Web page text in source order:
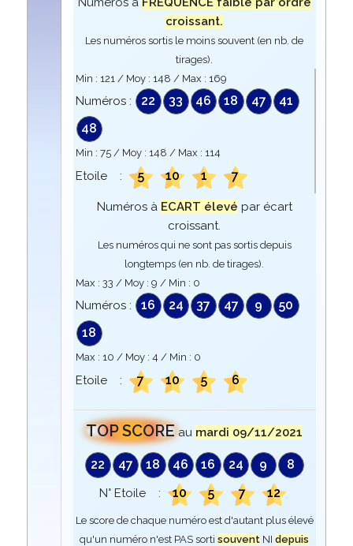
croissant.
Les numéros sortis le moins souvent (en nb. de
tirages).
Min : 121/ Moy : 148 / Max : 169
Numéros : 22 33 46 18 47
41
48
Min : 75/ Moy : 148 / Max : 114
Etoile : 5 10 1 7
Numéros à ECART élevé par écart
croissant.
Les numéros qui ne sont pas sortis depuis
longtemps (en nb. de tirages).
Max : 33 / Moy : 9 / Min : 0
Numéros : 16 24 37 47 9
50
18
Max : 10 / Moy : 4 / Min : 0
Etoile : 7 10 5 6
TOP SCORE au mardi 09/11/2021
22 47 18 46 16 24 9 8
N° Etoile : 10 5 7 12
Le score de chaque numéro est d'autant plus élevé
qu'un numéro n'est PAS sortisouvent NIdepuis